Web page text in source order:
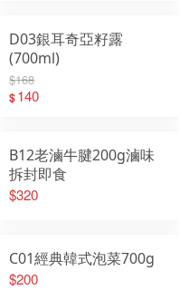
D03銀耳奇亞籽露
(700ml)
$168
$140
B12老滷牛腱200g滷味
拆封即食
$320
C01經典韓式泡菜700g
$200